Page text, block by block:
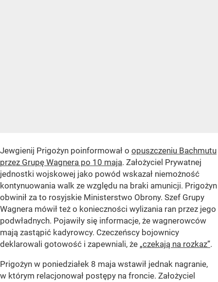
Jewgienij Prigożyn poinformował o opuszczeniu Bachmutu
przez Grupę Wagnera po 10 maja. Założyciel Prywatnej
jednostki wojskowej jako powód wskazał niemożność
kontynuowania walk ze względu na braki amunicji. Prigożyn
obwinił za to rosyjskie Ministerstwo Obrony. Szef Grupy
Wagnera mówił też o konieczności wylizania ran przez jego
podwładnych. Pojawiły się informacje, że wagnerowców
mają zastąpić kadyrowcy. Czeczeńscy bojownicy
deklarowali gotowość i zapewniali, że „czekają na rozkaz”.
Prigożyn w poniedziałek 8 maja wstawił jednak nagranie,
w którym relacjonował postępy na froncie. Założyciel